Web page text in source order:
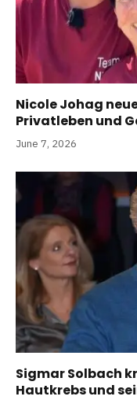
Nicole Johag
Privatleben und
June 7, 2026
Sigmar Solbach
Hautkrebs und